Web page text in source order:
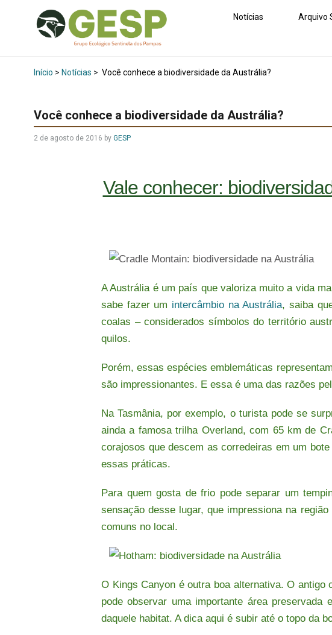
Notícias Arquivo
Início > Notícias > Você conhece a biodiversidade da Austrália?
Você conhece a biodiversidade da Austrália?
2 de agosto de 2016 by GESP
Vale conhecer:
A Austrália é um país que valoriza muito a vida
sabe fazer um intercâmbio na Austrália, saiba
coalas – considerados símbolos do território
quilos.
Porém, essas espécies emblemáticas
são impressionantes. E essa é uma das razões
Na Tasmânia, por exemplo, o turista pode se
ainda a famosa trilha Overland, com 65 km de
corajosos que descem as corredeiras em um
essas práticas.
Para quem gosta de frio pode separar um
sensação desse lugar, que impressiona na
comuns no local.
O Kings Canyon é outra boa alternativa. O
pode observar uma importante área
daquele habitat. A dica aqui é subir até o topo da